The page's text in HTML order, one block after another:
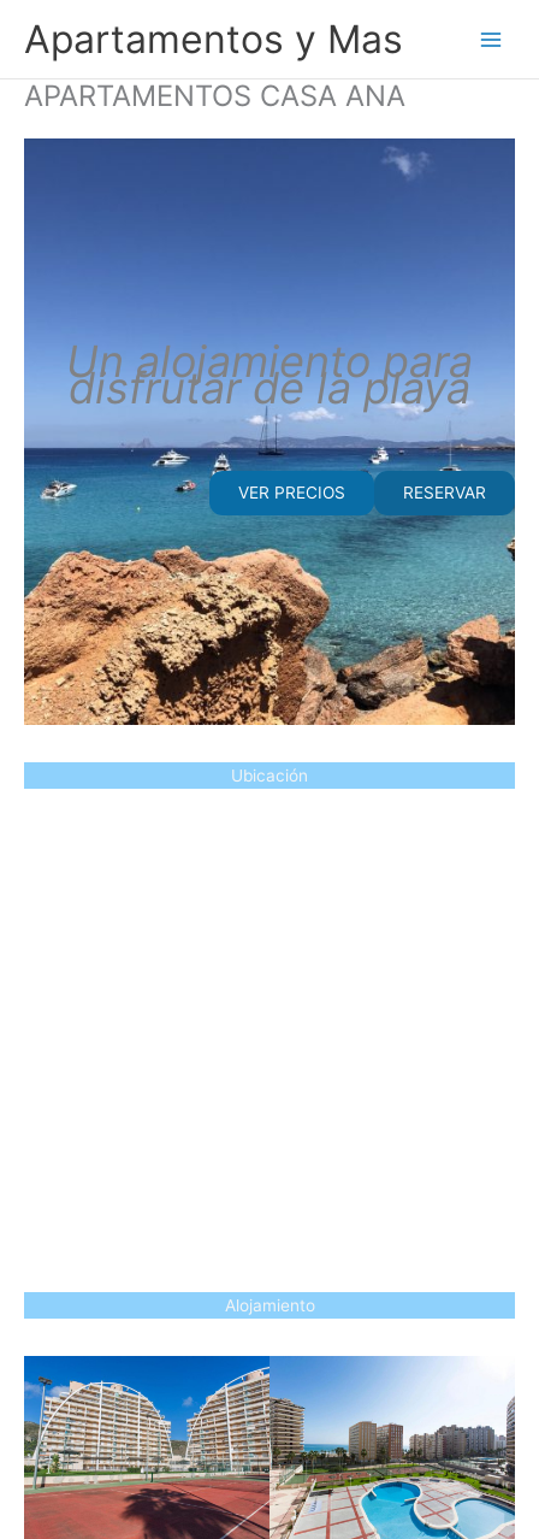
contenido
Apartamentos y Mas
APARTAMENTOS CASA ANA
Un alojamiento para
disfrutar de la playa
VER PRECIOS RESERVAR
Ubicación
Alojamiento